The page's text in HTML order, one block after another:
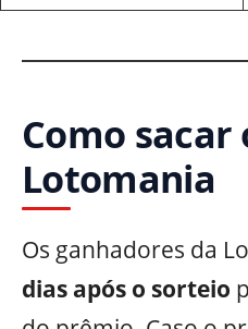
Como
Lotomania
Os ganhadores da
dias após o sorteio